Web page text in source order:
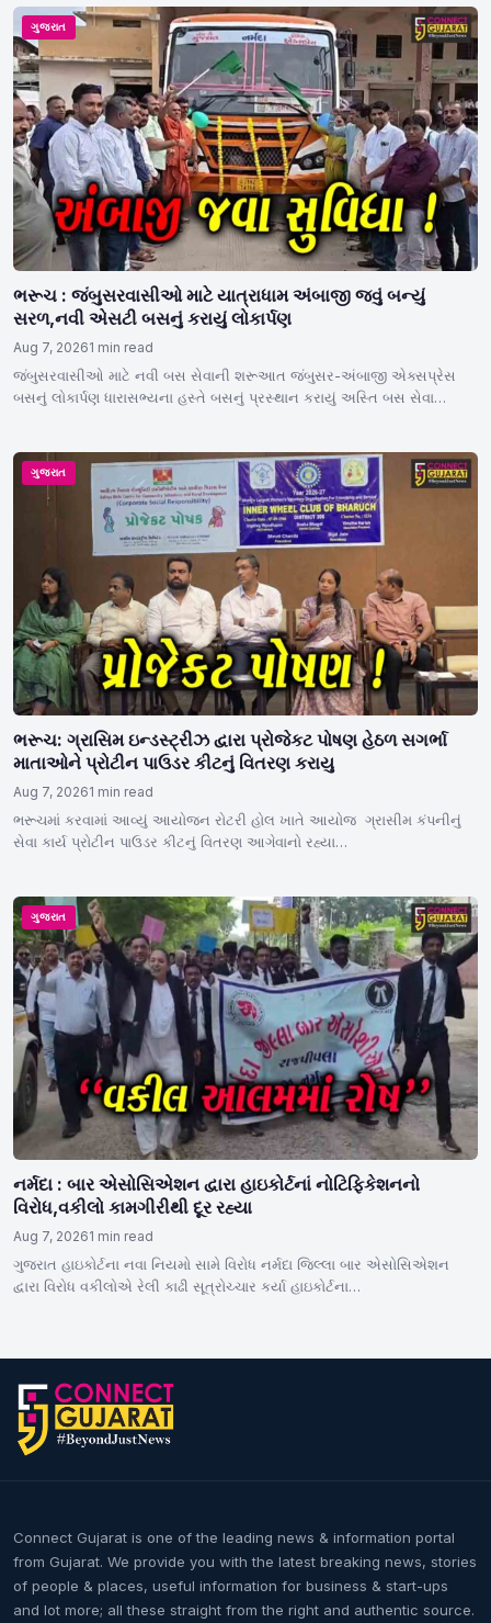
ગુજરાત
ભરૂચ : જંબુસરવાસીઓ માટે યાત્રાધામ અંબાજી જવું બન્યું
સરળ,નવી એસટી બસનું કરાયું લોકાર્પણ
Aug 7, 20261 min read
જંબુસરવાસીઓ માટે નવી બસ સેવાની શરૂઆત જંબુસર-અંબાજી એક્સપ્રેસ
બસનું લોકાર્પણ ધારાસભ્યના હસ્તે બસનું પ્રસ્થાન કરાયું અસ્તિ બસ સેવા…
ગુજરાત
ભરૂચ: ગ્રાસિમ ઇન્ડસ્ટ્રીઝ દ્વારા પ્રોજેકટ પોષણ હેઠળ સગર્ભા
માતાઓને પ્રોટીન પાઉડર કીટનું વિતરણ કરાયુ
Aug 7, 20261 min read
ભરૂચમાં કરવામાં આવ્યું આયોજન રોટરી હોલ ખાતે આયોજ ગ્રાસીમ કંપનીનું
સેવા કાર્ય પ્રોટીન પાઉડર કીટનું વિતરણ આગેવાનો રહ્યા…
ગુજરાત
નર્મદા : બાર એસોસિએશન દ્વારા હાઇકોર્ટનાં નોટિફિકેશનનો
વિરોધ,વકીલો કામગીરીથી દૂર રહ્યા
Aug 7, 20261 min read
ગુજરાત હાઇકોર્ટના નવા નિયમો સામે વિરોધ નર્મદા જિલ્લા બાર એસોસિએશન
દ્વારા વિરોધ વકીલોએ રેલી કાઢી સૂત્રોચ્ચાર કર્યા હાઇકોર્ટના…
Connect Gujarat is one of the leading news & information portal
from Gujarat. We provide you with the latest breaking news, stories
of people & places, useful information for business & start-ups
and lot more; all these straight from the right and authentic source.